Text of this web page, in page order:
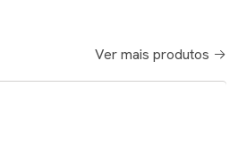
Ver mais produtos